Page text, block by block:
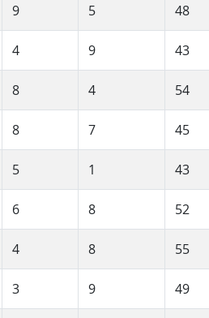
9 5 48
4 9 43
8 4 54
8 7 45
5 1 43
6 8 52
4 8 55
3 9 49